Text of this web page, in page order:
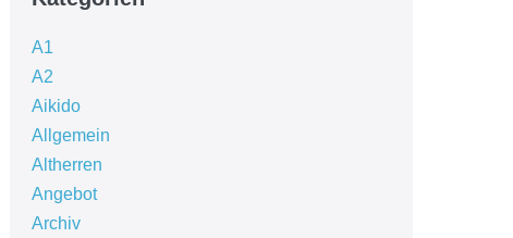
A1
A2
Aikido
Allgemein
Altherren
Angebot
Archiv